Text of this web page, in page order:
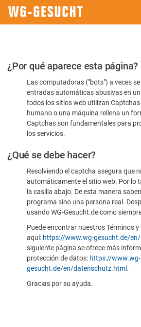
Por
favor,
confirme
humano
¿Por qué aparece esta página?
Las computadoras ("bots") a veces
entradas automáticas abusivas en
todos los sitios web utilizan
humano o una máquina rellena un
Captchas son fundamentales para
los servicios.
¿Qué se debe hacer?
Resolviendo el captcha asegura que
automáticamente el sitio web. Por lo
la casilla abajo. De esta manera
programa sino una persona real.
usando WG-Gesucht.de como
Puede encontrar nuestros Términos
aquí: https://www.wg-gesucht.de/
siguiente página se ofrece más
protección de datos: https://www.wg-
gesucht.de/en/datenschutz.html .
Gracias por su ayuda.